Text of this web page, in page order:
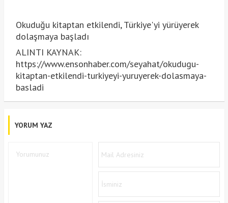
Okuduğu kitaptan etkilendi, Türkiye'yi yürüyerek
dolaşmaya başladı
ALINTI KAYNAK:
https://www.ensonhaber.com/seyahat/okudugu-
kitaptan-etkilendi-turkiyeyi-yuruyerek-dolasmaya-
basladi
YORUM YAZ